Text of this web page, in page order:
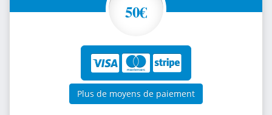
50€
Plus de moyens de paiement